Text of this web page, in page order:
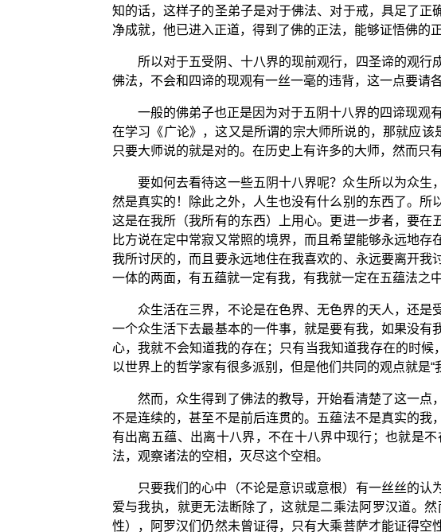
知的话，这样子的圣弟子是对于佛法、对于戒，具足了
净成就，他已进入正道，得到了佛的正法，能够证悟佛的正
所以对于五受阴、十八界的现前观行，四圣谛的观
佛法，不会和四谛的现观有一丝一毫的违背，这一点要请
一般的佛弟子也正是因为对于五阴十八界的四谛现观
在学习《广论》，这又是所谓的宗大师所说的，那就应
只要大师说的就是对的。在历史上有许多的大师，然而只
要如何去看待这一些五阴十八界呢？众生所以为众
然是真实的！除此之外，人生也没有什么别的东西了。所
这是在我所（我所有的东西）上用心。更进一步者，要在
比方说在定中常寂又常照的境界，而且希望能够永远地
我所讨厌的，而且要永远地住在我喜欢的、永远要离开
一体的两面，有五蕴就一定有我，有我就一定在五蕴法之中
众生活在三界，不论是在色界、无色界的天人，还
一个众生活下去最基本的一件事，就是要有我，如果没
心，我就不会知道我的存在；只有当我知道我存在的时
以世界上的哲学家有很多派别，但是他们共同的观点就是
然而，众生得到了佛法的教导，开始看清楚了这一点
不是连续的，甚至不是前后连贯的。五蕴法不是真实的
有出离五蕴、出离十八界，不在十八界中现行；也就是
法，观察诸法的空相，灭尽这个空相。
只要我们的心中（不论是意识或意根）有一丝丝的
爱与我执，就更无法断除了，这就是二乘法阿罗汉道。
性），阿罗汉们仍然未曾证得，只有大乘菩萨才能证得